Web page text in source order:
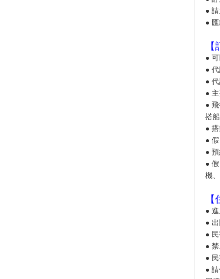
●
●
●
●
●
●
●
搭
●
●
●
●
機
●
●
●
●
●
●